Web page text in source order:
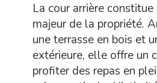
La cour arrière
majeur de la propriété.
une terrasse en bois et
extérieure, elle offre un
profiter des repas en